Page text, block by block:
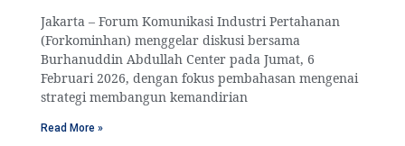
Jakarta – Forum Komunikasi Industri Pertahanan
(Forkominhan) menggelar diskusi bersama
Burhanuddin Abdullah Center pada Jumat, 6
Februari 2026, dengan fokus pembahasan mengenai
strategi membangun kemandirian
Read More »